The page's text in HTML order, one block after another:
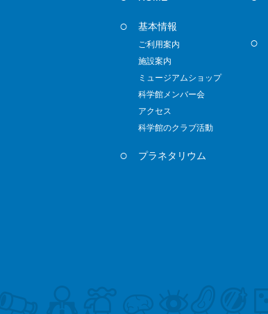
基本情報
ご利用案内
施設案内
ミュージアムショップ
科学館メンバー会
アクセス
科学館のクラブ活動
プラネタリウム